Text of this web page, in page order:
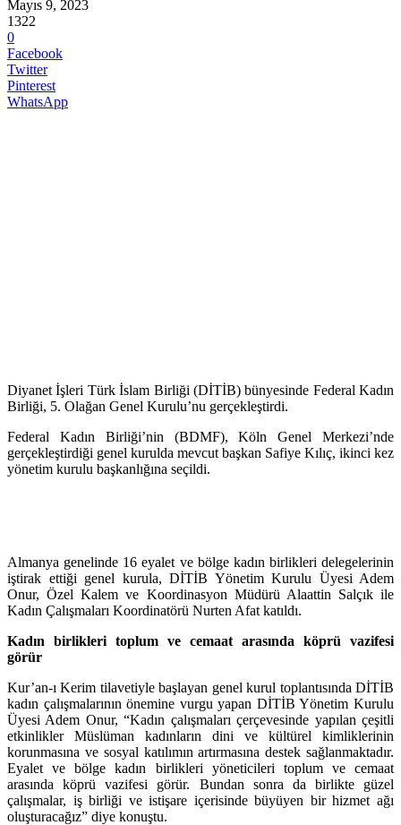
Mayıs 9, 2023
1322
0
Facebook
Twitter
Pinterest
WhatsApp
Diyanet İşleri Türk İslam Birliği (DİTİB) bünyesinde Federal Kadın
Birliği, 5. Olağan Genel Kurulu’nu gerçekleştirdi.
Federal Kadın Birliği’nin (BDMF), Köln Genel Merkezi’nde
gerçekleştirdiği genel kurulda mevcut başkan Safiye Kılıç, ikinci kez
yönetim kurulu başkanlığına seçildi.
Almanya genelinde 16 eyalet ve bölge kadın birlikleri delegelerinin
iştirak ettiği genel kurula, DİTİB Yönetim Kurulu Üyesi Adem
Onur, Özel Kalem ve Koordinasyon Müdürü Alaattin Salçık ile
Kadın Çalışmaları Koordinatörü Nurten Afat katıldı.
Kadın birlikleri toplum ve cemaat arasında köprü vazifesi
görür
Kur’an-ı Kerim tilavetiyle başlayan genel kurul toplantısında DİTİB
kadın çalışmalarının önemine vurgu yapan DİTİB Yönetim Kurulu
Üyesi Adem Onur, “Kadın çalışmaları çerçevesinde yapılan çeşitli
etkinlikler Müslüman kadınların dini ve kültürel kimliklerinin
korunmasına ve sosyal katılımın artırmasına destek sağlanmaktadır.
Eyalet ve bölge kadın birlikleri yöneticileri toplum ve cemaat
arasında köprü vazifesi görür. Bundan sonra da birlikte güzel
çalışmalar, iş birliği ve istişare içerisinde büyüyen bir hizmet ağı
oluşturacağız” diye konuştu.